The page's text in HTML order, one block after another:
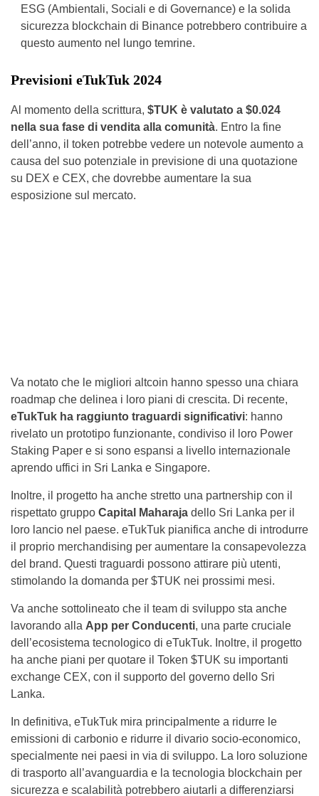
ESG (Ambientali, Sociali e di Governance) e la solida
sicurezza blockchain di Binance potrebbero contribuire a
questo aumento nel lungo temrine.
Previsioni eTukTuk 2024
Al momento della scrittura, $TUK è valutato a $0.024
nella sua fase di vendita alla comunità. Entro la fine
dell’anno, il token potrebbe vedere un notevole aumento a
causa del suo potenziale in previsione di una quotazione
su DEX e CEX, che dovrebbe aumentare la sua
esposizione sul mercato.
Va notato che le migliori altcoin hanno spesso una chiara
roadmap che delinea i loro piani di crescita. Di recente,
eTukTuk ha raggiunto traguardi significativi: hanno
rivelato un prototipo funzionante, condiviso il loro Power
Staking Paper e si sono espansi a livello internazionale
aprendo uffici in Sri Lanka e Singapore.
Inoltre, il progetto ha anche stretto una partnership con il
rispettato gruppo Capital Maharaja dello Sri Lanka per il
loro lancio nel paese. eTukTuk pianifica anche di introdurre
il proprio merchandising per aumentare la consapevolezza
del brand. Questi traguardi possono attirare più utenti,
stimolando la domanda per $TUK nei prossimi mesi.
Va anche sottolineato che il team di sviluppo sta anche
lavorando alla App per Conducenti, una parte cruciale
dell’ecosistema tecnologico di eTukTuk. Inoltre, il progetto
ha anche piani per quotare il Token $TUK su importanti
exchange CEX, con il supporto del governo dello Sri
Lanka.
In definitiva, eTukTuk mira principalmente a ridurre le
emissioni di carbonio e ridurre il divario socio-economico,
specialmente nei paesi in via di sviluppo. La loro soluzione
di trasporto all’avanguardia e la tecnologia blockchain per
sicurezza e scalabilità potrebbero aiutarli a differenziarsi